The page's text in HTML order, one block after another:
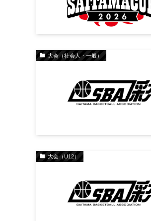
大会（社会人・一般）
大会（U12）